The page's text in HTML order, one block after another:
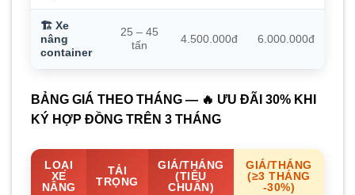
🏗️ Xe
nâng
container
25 – 45
tấn
4.500.000đ 6.000.000đ
BẢNG GIÁ THEO THÁNG — 🔥 ƯU ĐÃI 30% KHI
KÝ HỢP ĐỒNG TRÊN 3 THÁNG
LOẠI
XE
NÂNG
TẢI
TRỌNG
GIÁ/THÁNG
(TIÊU
CHUẨN)
GIÁ/THÁNG
(≥3 THÁNG
-30%)